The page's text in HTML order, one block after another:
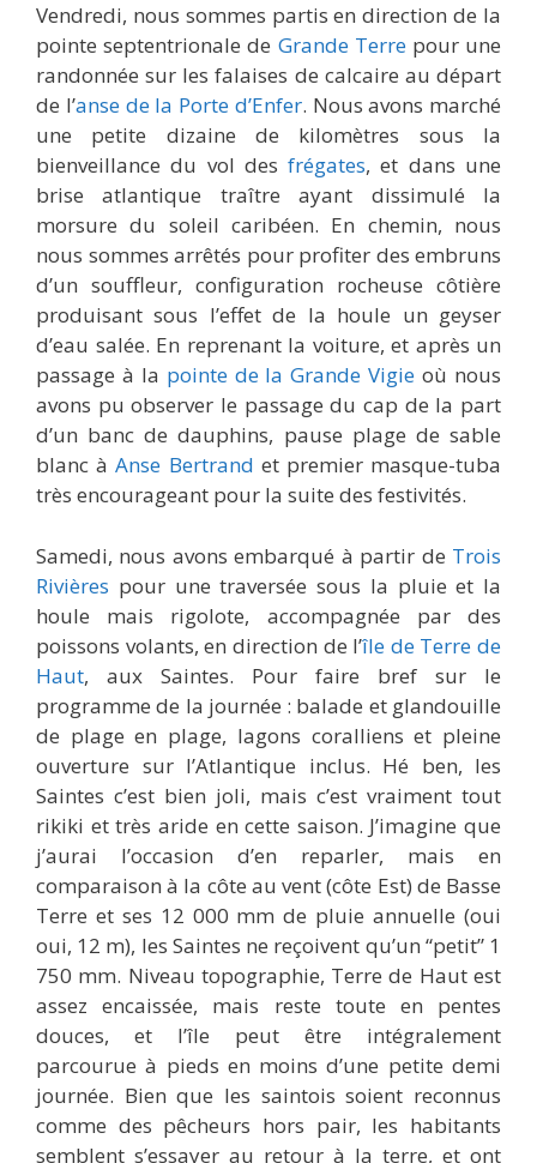
Vendredi, nous sommes partis en direction de la
pointe septentrionale de Grande Terrepour une
randonnée sur les falaises de calcaire au départ
de l’anse de la Porte d’Enfer. Nous avons marché
une petite dizaine de kilomètres sous la
bienveillance du vol desfrégates, et dans une
brise atlantique traître ayant dissimulé la
morsure du soleil caribéen. En chemin, nous
nous sommes arrêtés pour profiter des embruns
d’un souffleur, configuration rocheuse côtière
produisant sous l’effet de la houle un geyser
d’eau salée. En reprenant la voiture, et après un
passage à la pointe de la Grande Vigie où nous
avons pu observer le passage du cap de la part
d’un banc de dauphins, pause plage de sable
blanc àAnse Bertrand et premier masque-tuba
très encourageant pour la suite des festivités.
Samedi, nous avons embarqué à partir de Trois
Rivières pour une traversée sous la pluie et la
houle mais rigolote, accompagnée par des
poissons volants, en direction de l’île de Terre de
Haut, aux Saintes. Pour faire bref sur le
programme de la journée : balade et glandouille
de plage en plage, lagons coralliens et pleine
ouverture sur l’Atlantique inclus. Hé ben, les
Saintes c’est bien joli, mais c’est vraiment tout
rikiki et très aride en cette saison. J’imagine que
j’aurai l’occasion d’en reparler, mais en
comparaison à la côte au vent (côte Est) de Basse
Terre et ses 12 000 mm de pluie annuelle (oui
oui, 12 m), les Saintes ne reçoivent qu’un “petit” 1
750 mm. Niveau topographie, Terre de Haut est
assez encaissée, mais reste toute en pentes
douces, et l’île peut être intégralement
parcourue à pieds en moins d’une petite demi
journée. Bien que les saintois soient reconnus
comme des pêcheurs hors pair, les habitants
semblent s’essayer au retour à la terre, et ont